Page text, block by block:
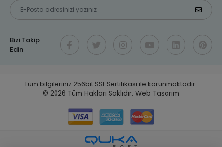
Bizi Takip
Edin
Tüm bilgileriniz 256bit SSL Sertifikası ile korunmaktadır.
© 2026 Tüm Hakları Saklıdır. Web Tasarım